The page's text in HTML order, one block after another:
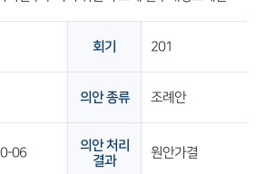
회기 201
의안 종류 조례안
06
의안 처리
결과
원안가결